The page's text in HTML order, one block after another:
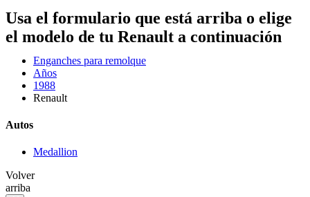
Usa el formulario que está arriba o elige
el modelo de tu Renault a continuación
Enganches para remolque
Años
1988
Renault
Autos
Medallion
Volver
arriba